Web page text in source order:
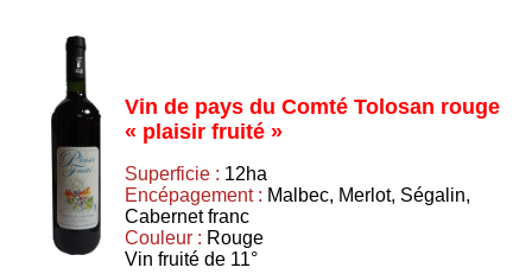
Vin de pays du Comté Tolosan rouge
« plaisir fruité »
Superficie : 12ha
Encépagement : Malbec, Merlot, Ségalin,
Cabernet franc
Couleur : Rouge
Vin fruité de 11°